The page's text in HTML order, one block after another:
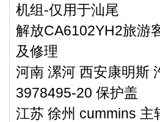
机组-仅用于汕尾
解放CA6102YH2旅游
及修理
河南 漯河 西安康明斯
3978495-20 保护盖
江苏 徐州 cummins